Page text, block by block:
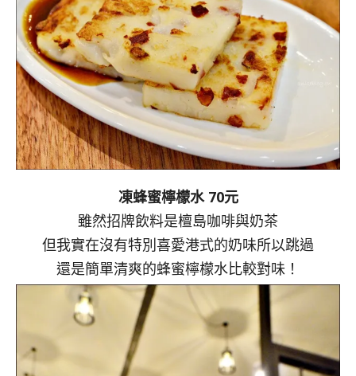
凍蜂蜜檸檬水 70元
雖然招牌飲料是檀島咖啡與奶茶
但我實在沒有特別喜愛港式的奶味所以跳過
還是簡單清爽的蜂蜜檸檬水比較對味！